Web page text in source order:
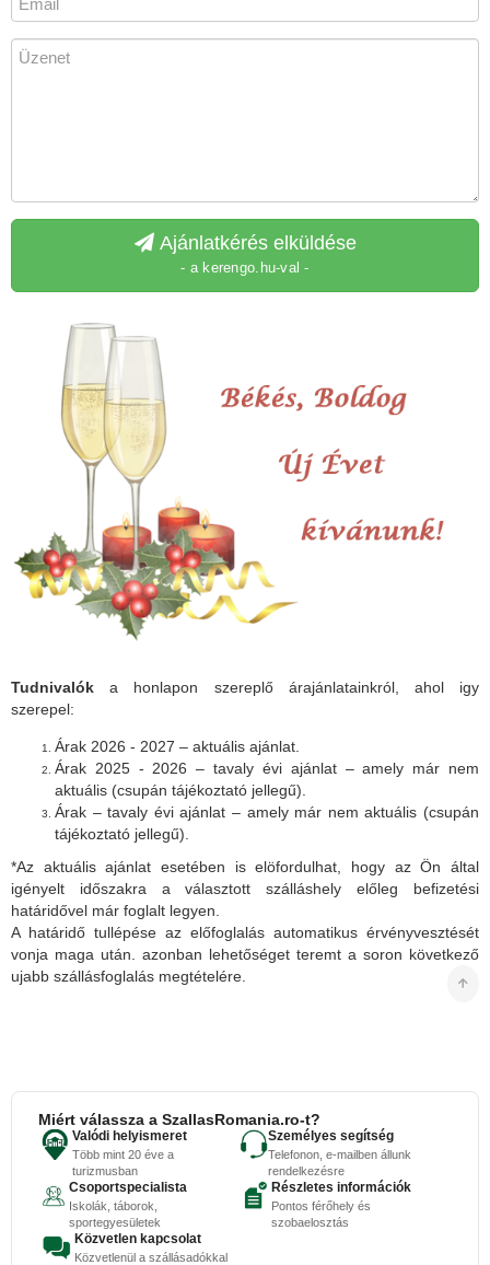
Ajánlatkérés elküldése
- a kerengo.hu-val -
Tudnivalók a honlapon szereplő árajánlatainkról, ahol igy
szerepel:
Árak 2026 - 2027 – aktuális ajánlat.
Árak 2025 - 2026 – tavaly évi ajánlat – amely már nem
aktuális (csupán tájékoztató jellegű).
Árak – tavaly évi ajánlat – amely már nem aktuális (csupán
tájékoztató jellegű).
*Az aktuális ajánlat esetében is elöfordulhat, hogy az Ön által
igényelt időszakra a választott szálláshely előleg befizetési
határidővel már foglalt legyen.
A határidő tullépése az előfoglalás automatikus érvényvesztését
vonja maga után. azonban lehetőséget teremt a soron következő
ujabb szállásfoglalás megtételére.
Miért válassza a SzallasRomania.ro-t?
Valódi helyismeret
Több mint 20 éve a
turizmusban
Személyes segítség
Telefonon, e-mailben állunk
rendelkezésre
Csoportspecialista
Iskolák, táborok,
sportegyesületek
Részletes információk
Pontos férőhely és
szobaelosztás
Közvetlen kapcsolat
Közvetlenül a szállásadókkal